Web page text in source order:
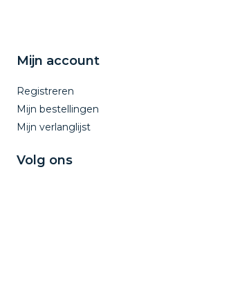
Mijn account
Registreren
Mijn bestellingen
Mijn verlanglijst
Volg ons